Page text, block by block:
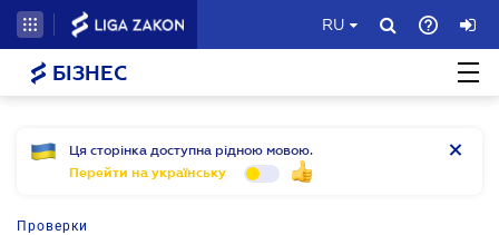
RU
БІЗНЕС
Ця сторінка доступна рідною мовою.
Перейти на українську
Проверки